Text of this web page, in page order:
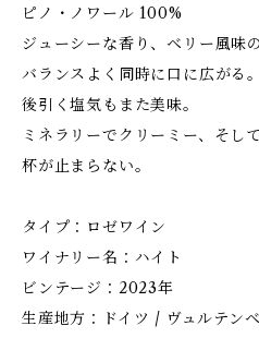
ピノ・ノワール 100%
ジューシーな香り、ベリー風味
バランスよく同時に口に広がる。
後引く塩気もまた美味。
ミネラリーでクリーミー、そし
杯が止まらない。
タイプ：ロゼワイン
ワイナリー名：ハイト
ビンテージ：2023年
生産地方：ドイツ / ヴュルテン